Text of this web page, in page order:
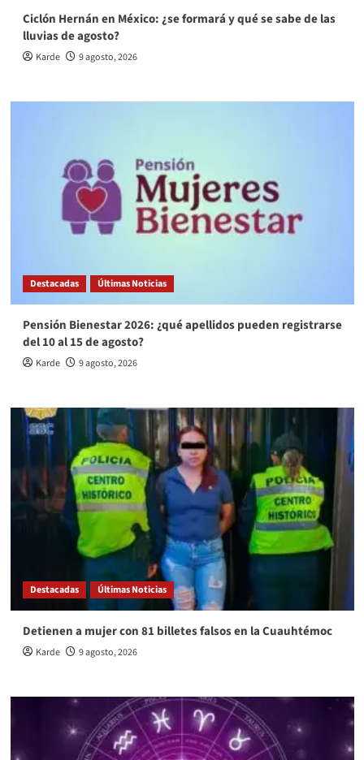
Ciclón Hernán en México: ¿se formará y qué se sabe de las
lluvias de agosto?
Karde 9 agosto, 2026
Destacadas Últimas Noticias
Pensión Bienestar 2026: ¿qué apellidos pueden registrarse
del 10 al 15 de agosto?
Karde 9 agosto, 2026
Destacadas Últimas Noticias
Detienen a mujer con 81 billetes falsos en la Cuauhtémoc
Karde 9 agosto, 2026